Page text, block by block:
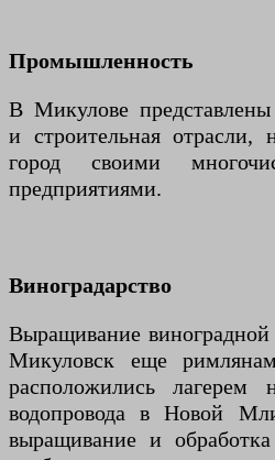
Промышленность
В Микулове
и строительная отрасли,
город своими
предприятиями.
Виноградарство
Выращивание
Микуловск еще
расположились лагерем
водопровода в Новой
выращивание и